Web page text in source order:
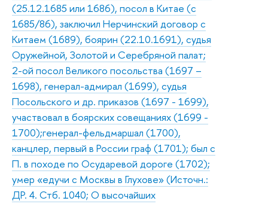
(25.12.1685 или 1686), посол в Китае (с
1685/86), заключил Нерчинский договор с
Китаем (1689), боярин (22.10.1691), судья
Оружейной, Золотой и Серебряной палат;
2-ой посол Великого посольства (1697 –
1698), генерал-адмирал (1699), судья
Посольского и др. приказов (1697 - 1699),
участвовал в боярских совещаниях (1699 -
1700);генерал-фельдмаршал (1700),
канцлер, первый в России граф (1701); был с
П. в походе по Осударевой дороге (1702);
умер «едучи с Москвы в Глухове» (Источн.:
ДР. 4. Стб. 1040; О высочайших